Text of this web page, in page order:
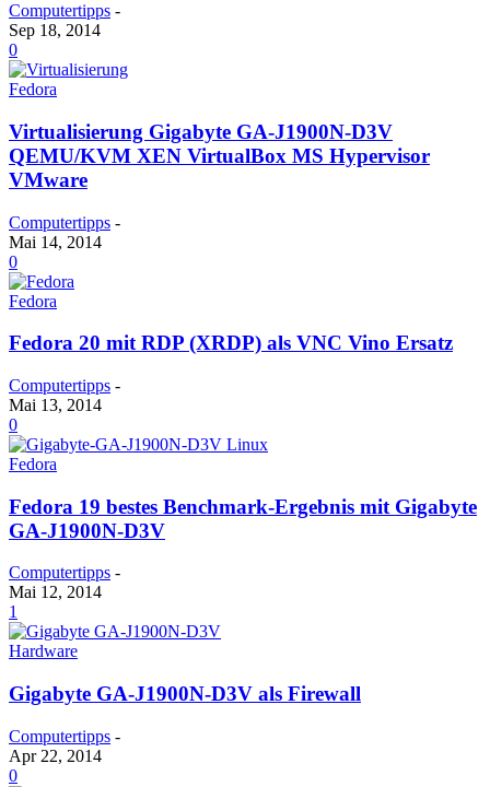
Computertipps -
Sep 18, 2014
0
Fedora
Virtualisierung Gigabyte GA-J1900N-D3V
QEMU/KVM XEN VirtualBox MS Hypervisor
VMware
Computertipps -
Mai 14, 2014
0
Fedora
Fedora 20 mit RDP (XRDP) als VNC Vino Ersatz
Computertipps -
Mai 13, 2014
0
Fedora
Fedora 19 bestes Benchmark-Ergebnis mit Gigabyte
GA-J1900N-D3V
Computertipps -
Mai 12, 2014
1
Hardware
Gigabyte GA-J1900N-D3V als Firewall
Computertipps -
Apr 22, 2014
0